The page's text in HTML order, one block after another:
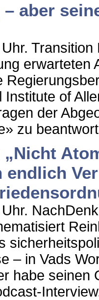
aber
erwarteten
Institute of
der
zu
„Nicht
– in Vads
habe seinen